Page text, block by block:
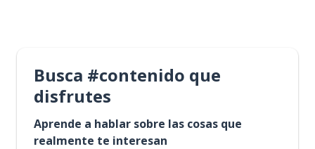
Busca #contenido que
disfrutes
Aprende a hablar sobre las cosas que
realmente te interesan